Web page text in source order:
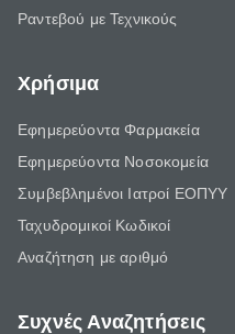
Ραντεβού με Τεχνικούς
Χρήσιμα
Εφημερεύοντα Φαρμακεία
Εφημερεύοντα Νοσοκομεία
Συμβεβλημένοι Ιατροί ΕΟΠΥΥ
Ταχυδρομικοί Κωδικοί
Αναζήτηση με αριθμό
Συχνές Αναζητήσεις